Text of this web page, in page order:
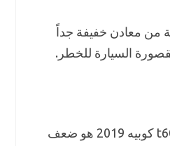
من معادن خفيفة جداً
السيارة للخطر.
على الرغم من وزن السيارة الكبير الا ان من ابرز عيوب زوتى t600 كوبيه 2019 هو ضعف